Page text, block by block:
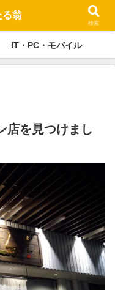
メディケーション
IT・PC・モバイル
店を見つけまし
検索